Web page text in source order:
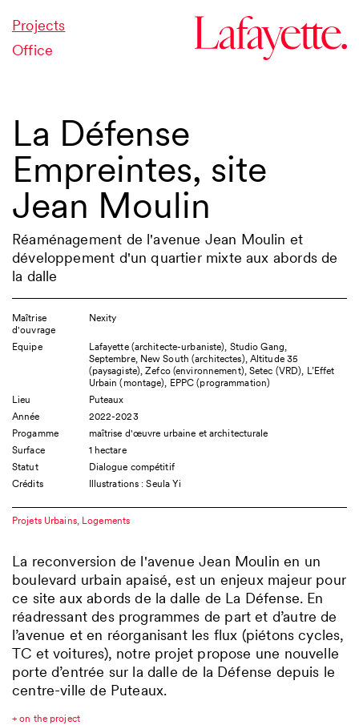
Projects
Office
La Défense
Empreintes, site
Jean Moulin
Réaménagement de l'avenue Jean Moulin et
développement d'un quartier mixte aux abords de
la dalle
Maîtrise
d'ouvrage
Nexity
Equipe
Lafayette (architecte-urbaniste), Studio Gang,
Septembre, New South (architectes), Altitude 35
(paysagiste), Zefco (environnement), Setec (VRD), L’Effet
Urbain (montage), EPPC (programmation)
Lieu
Puteaux
Année
2022-2023
Progamme
maîtrise d'œuvre urbaine et architecturale
Surface
1 hectare
Statut
Dialogue compétitif
Crédits
Illustrations : Seula Yi
Projets Urbains Logements
La reconversion de l'avenue Jean Moulin en un
boulevard urbain apaisé, est un enjeux majeur pour
ce site aux abords de la dalle de La Défense. En
réadressant des programmes de part et d’autre de
l’avenue et en réorganisant les flux (piétons cycles,
TC et voitures), notre projet propose une nouvelle
porte d’entrée sur la dalle de la Défense depuis le
centre-ville de Puteaux.
+ on the project